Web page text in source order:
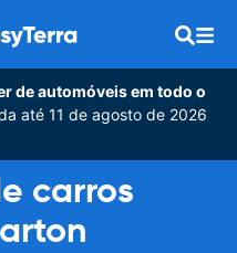
de automóveis em todo o
até 11 de agosto de 2026
carros